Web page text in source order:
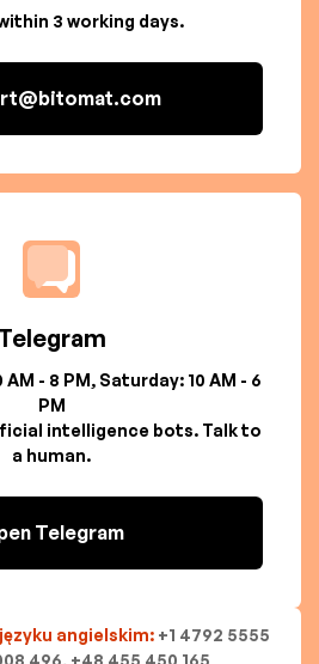
3 working days.
- 8 PM, Saturday: 10 AM - 6
PM
intelligence bots. Talk to
a human.
Telegram
angielskim: +1 4792 5555